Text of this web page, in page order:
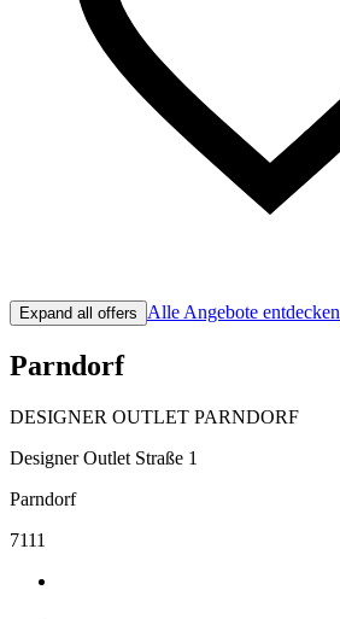
Expand all offers Alle Angebote entdecken
Parndorf
DESIGNER OUTLET PARNDORF
Designer Outlet Straße 1
Parndorf
7111